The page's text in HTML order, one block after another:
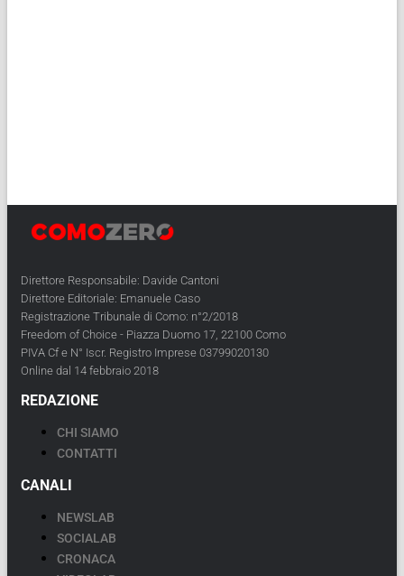
Direttore Responsabile: Davide Cantoni
Direttore Editoriale: Emanuele Caso
Registrazione Tribunale di Como: n°2/2018
Freedom of Choice - Piazza Duomo 17, 22100 Como
PIVA Cf e N° Iscr. Registro Imprese 03799020130
Online dal 14 febbraio 2018
REDAZIONE
CHI SIAMO
CONTATTI
CANALI
NEWSLAB
SOCIALAB
CRONACA